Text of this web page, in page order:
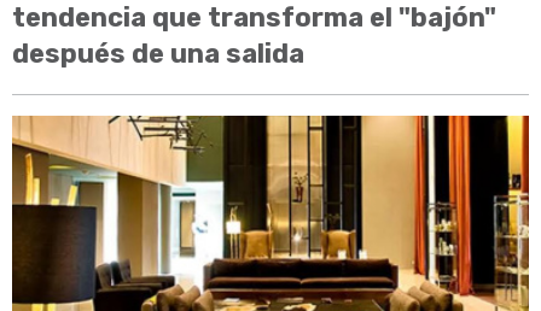
tendencia que transforma el "bajón"
después de una salida